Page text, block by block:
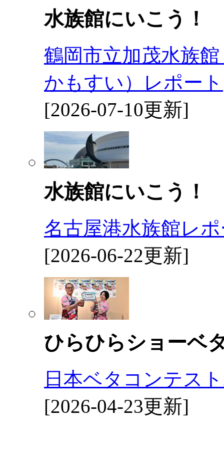
水族館にいこう！
鶴岡市立加茂水族
かもすい）レポート
[2026-07-10更新]
水族館にいこう！
名古屋港水族館レ
[2026-06-22更新]
ひらひらショーベ
日本ベタコンテス
[2026-04-23更新]